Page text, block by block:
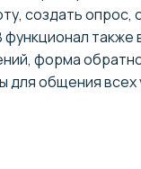
создать опрос,
также
форма
для общения всех